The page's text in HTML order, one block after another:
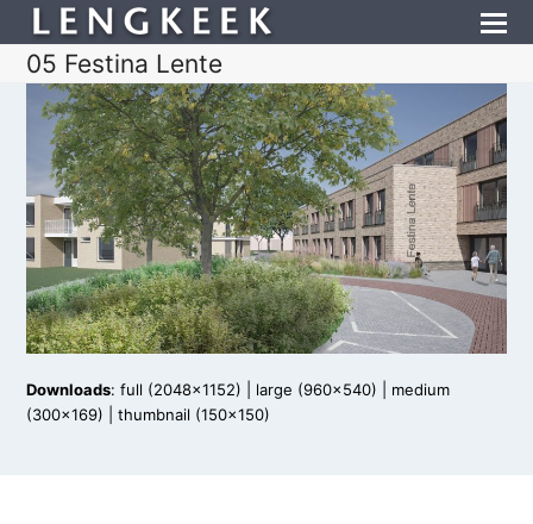
05 Festina Lente
Downloads:full (2048x1152) large (960x540)
medium
(300x169) |thumbnail (150x150)